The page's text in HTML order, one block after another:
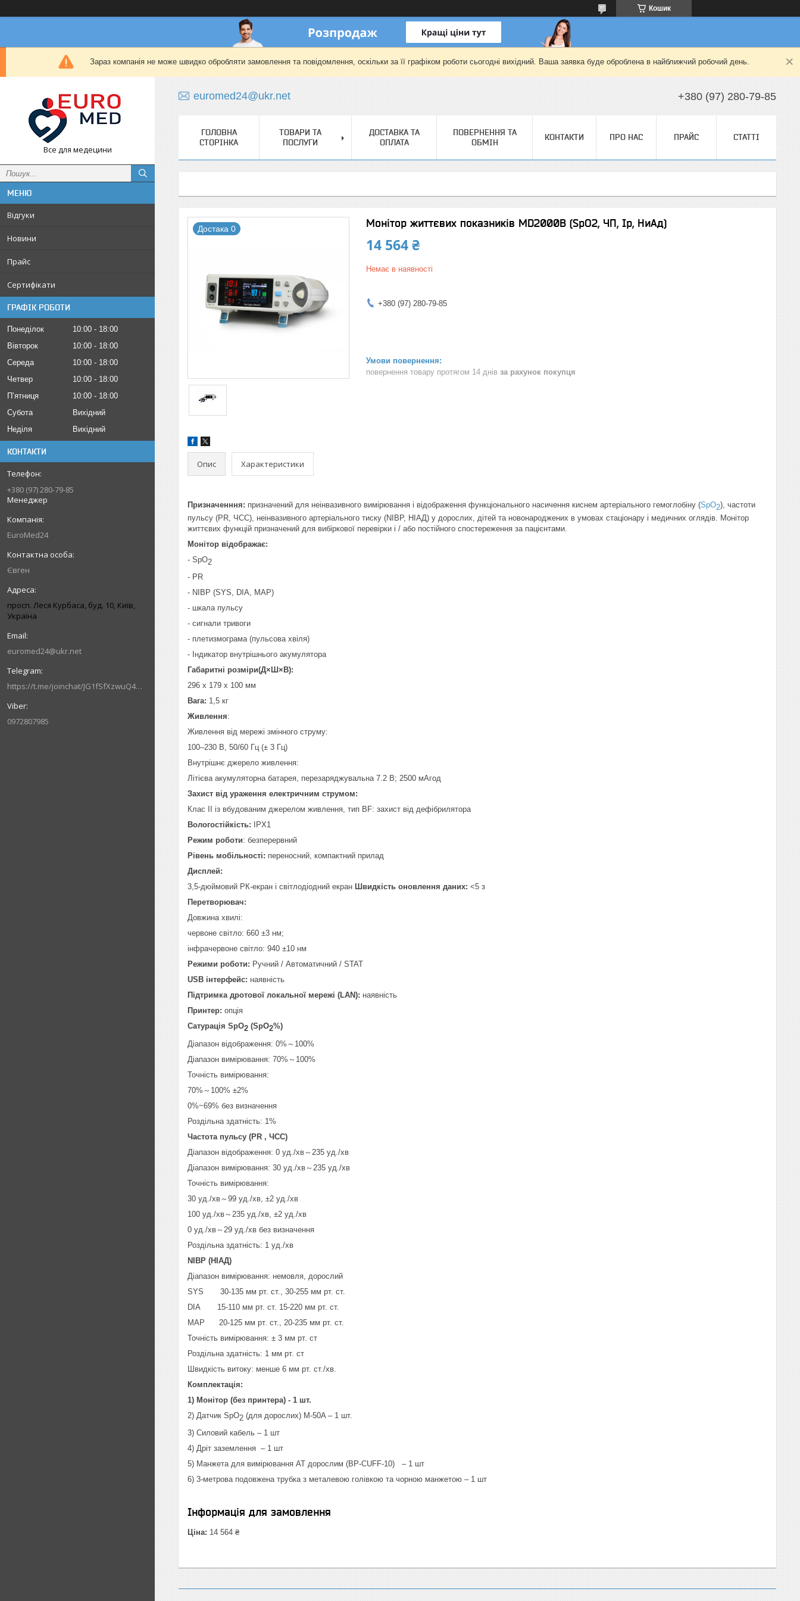
Кошик
Зараз компанія не може швидко обробляти замовлення та повідомлення, оскільки за її графіком роботи сьогодні вихідний. Ваша заявка буде оброблена в найближчий робочий день.
Все для медецини
Відгуки
Новини
Прайс
Сертифікати
ГРАФІК РОБОТИ
Понеділок 10:00
18:00
Вівторок
10:00
18:00
Середа
10:00
18:00
Четвер
10:00
18:00
Пʼятниця
10:00
18:00
Субота
Вихідний
Неділя
Вихідний
КОНТАКТИ
+380 (97) 280-79-85
Менеджер
EuroMed24
Євген
просп. Леся Курбаса, буд. 10, Київ,
Україна
euromed24@ukr.net
https://t.me/joinchat/JG1fSfXzwuQ4MzVi
0972807985
euromed24@ukr.net +380 (97) 280-79-85
ГОЛОВНА
СТОРІНКА
ТОВАРИ ТА
ПОСЛУГИ
ДОСТАВКА ТА
ОПЛАТА
ПОВЕРНЕННЯ ТА
ОБМІН
КОНТАКТИ ПРО НАС ПРАЙС СТАТТІ
Достака 0 Монітор життєвих показників MD2000В (SpO2, ЧП, Ip, НиАд)
14 564 ₴
Немає в наявності
+380 (97) 280-79-85
повернення товару протягом 14 днів за рахунок покупця
Опис Характеристики
Призначенння: призначений для неінвазивного вимірювання і відображення функціонального насичення киснем артеріального гемоглобіну (SpO2), частоти
пульсу (PR, ЧСС), неінвазивного артеріального тиску (NIBP, НІАД) у дорослих, дітей та новонароджених в умовах стаціонару і медичних оглядів. Монітор
життєвих функцій призначений для вибіркової перевірки і / або постійного спостереження за пацієнтами.
Монітор відображає:
- SpO2
- PR
- NIBP (SYS, DIA, MAP)
- шкала пульсу
- сигнали тривоги
- плетизмограма (пульсова хвіля)
- Індикатор внутрішнього акумулятора
Габаритні розміри(Д×Ш×В):
296 x 179 x 100 мм
Вага: 1,5 кг
Живлення:
Живлення від мережі змінного струму:
100–230 В, 50/60 Гц (± 3 Гц)
Внутрішнє джерело живлення:
Літієва акумуляторна батарея, перезаряджувальна 7.2 В; 2500 мАгод
Захист від ураження електричним струмом:
Клас ІІ із вбудованим джерелом живлення, тип BF: захист від дефібрилятора
Вологостійкість: IPХ1
Режим роботи: безперервний
Рівень мобільності: переносний, компактний прилад
Дисплей:
3,5-дюймовий РК-екран і світлодіодний екран Швидкість оновлення даних: <5 з
Перетворювач:
Довжина хвилі:
червоне світло: 660 ±3 нм;
інфрачервоне світло: 940 ±10 нм
Режими роботи: Ручний / Автоматичний / STAT
USB інтерфейс: наявність
Підтримка дротової локальної мережі (LAN): наявність
Принтер: опція
Сатурація SpO2 (SpO2%)
Діапазон відображення: 0%～100%
Діапазон вимірювання: 70%～100%
Точність вимірювання:
70%～100% ±2%
0%~69% без визначення
Роздільна здатність: 1%
Частота пульсу (PR , ЧСС)
Діапазон відображення: 0 уд./хв～235 уд./хв
Діапазон вимірювання: 30 уд./хв～235 уд./хв
Точність вимірювання:
30 уд./хв～99 уд./хв, ±2 уд./хв
100 уд./хв～235 уд./хв, ±2 уд./хв
0 уд./хв～29 уд./хв без визначення
Роздільна здатність: 1 уд./хв
NIBP (НІАД)
Діапазон вимірювання: немовля, дорослий
SYS 30-135 мм рт. ст., 30-255 мм рт. ст.
DIA 15-110 мм рт. ст. 15-220 мм рт. ст.
MAP 20-125 мм рт. ст., 20-235 мм рт. ст.
Точність вимірювання: ± 3 мм рт. ст
Роздільна здатність: 1 мм рт. ст
Швидкість витоку: менше 6 мм рт. ст./хв.
Комплектація:
1) Монітор (без принтера) - 1 шт.
2) Датчик SpO2 (для дорослих) M-50A – 1 шт.
3) Силовий кабель – 1 шт
4) Дріт заземлення – 1 шт
5) Манжета для вимірювання АТ дорослим (BP-CUFF-10) – 1 шт
6) 3-метрова подовжена трубка з металевою голівкою та чорною манжетою – 1 шт
Інформація для замовлення
Ціна: 14 564 ₴